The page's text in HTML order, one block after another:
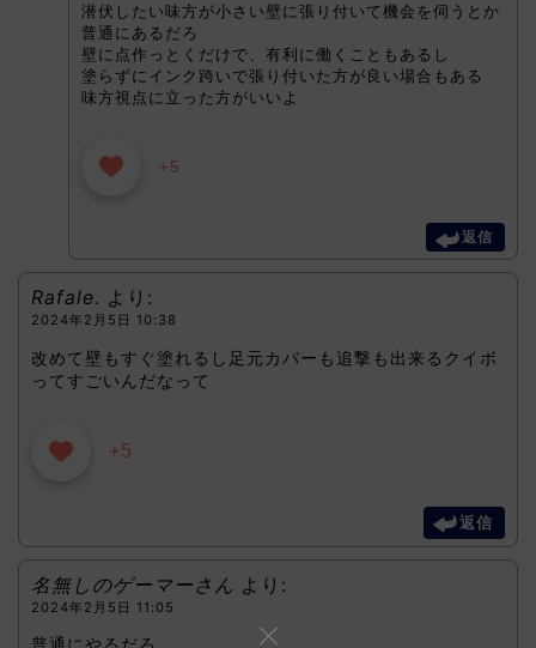
潜伏したい味方が小さい壁に張り付いて機会を伺うとか
普通にあるだろ
壁に点作っとくだけで、有利に働くこともあるし
塗らずにインク跨いで張り付いた方が良い場合もある
味方視点に立った方がいいよ
+5
返信
Rafale. より:
2024年2月5日 10:38
改めて壁もすぐ塗れるし足元カバーも追撃も出来るクイボ
ってすごいんだなって
+5
返信
名無しのゲーマーさん より:
2024年2月5日 11:05